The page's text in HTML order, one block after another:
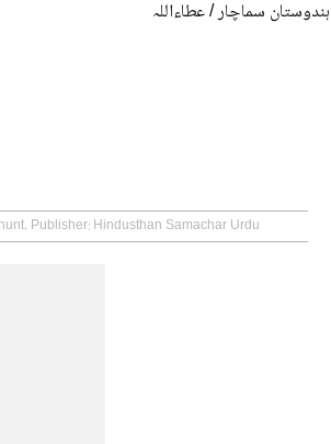
ہندوستان سماچار / عطاءاللہ
Publisher: Hindusthan Samachar Urdu